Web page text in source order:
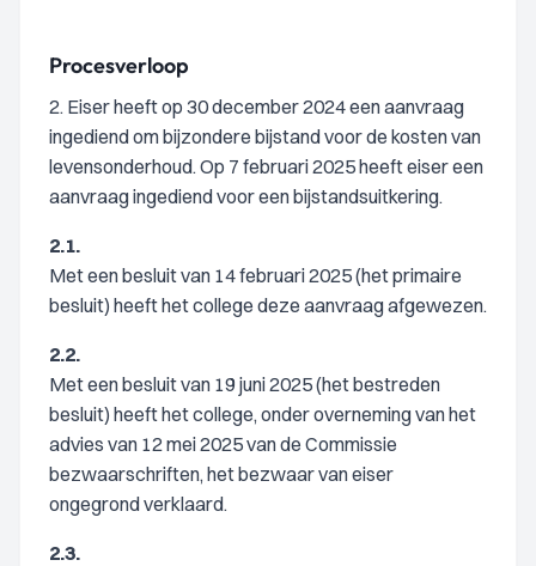
Procesverloop
2. Eiser heeft op 30 december 2024 een aanvraag
ingediend om bijzondere bijstand voor de kosten van
levensonderhoud. Op 7 februari 2025 heeft eiser een
aanvraag ingediend voor een bijstandsuitkering.
2.1.
Met een besluit van 14 februari 2025 (het primaire
besluit) heeft het college deze aanvraag afgewezen.
2.2.
Met een besluit van 19 juni 2025 (het bestreden
besluit) heeft het college, onder overneming van het
advies van 12 mei 2025 van de Commissie
bezwaarschriften, het bezwaar van eiser
ongegrond verklaard.
2.3.